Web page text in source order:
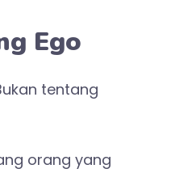
Ego
tentang
orang yang